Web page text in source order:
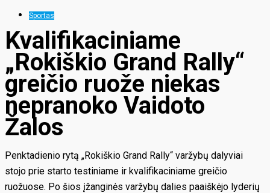
Sportas
Kvalifikaciniame
„Rokiškio Grand Rally“
greičio ruože niekas
nepranoko Vaidoto
Žalos
Penktadienio rytą „Rokiškio Grand Rally“ varžybų dalyviai
stojo prie starto testiniame ir kvalifikaciniame greičio
ruožuose. Po šios įžanginės varžybų dalies paaiškėjo lyderių